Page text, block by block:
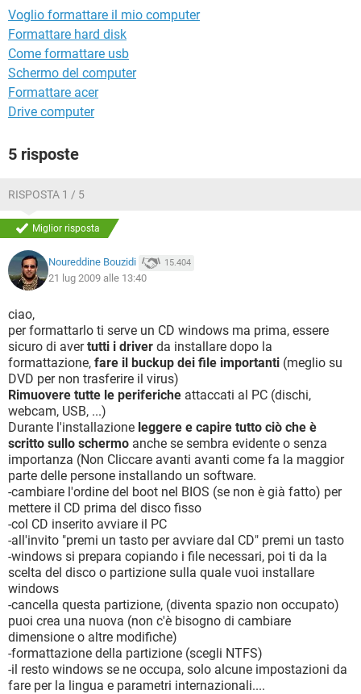
Voglio formattare il mio computer
Formattare hard disk
Come formattare usb
Schermo del computer
Formattare acer
Drive computer
5 risposte
RISPOSTA 1 / 5
Miglior risposta
Noureddine Bouzidi 15.404
21 lug 2009 alle 13:40
ciao,
per formattarlo ti serve un CD windows ma prima, essere
sicuro di avertutti i driver da installare dopo la
formattazione, fare il buckup dei file importanti (meglio su
DVD per non trasferire il virus)
Rimuovere tutte le periferiche attaccati al PC (dischi,
webcam, USB, ...)
Durante l'installazione leggere e capire tutto ciò che è
scritto sullo schermo anche se sembra evidente o senza
importanza (Non Cliccare avanti avanti come fa la maggior
parte delle persone installando un software.
-cambiare l'ordine del boot nel BIOS (se non è già fatto) per
mettere il CD prima del disco fisso
-col CD inserito avviare il PC
-all'invito "premi un tasto per avviare dal CD" premi un tasto
-windows si prepara copiando i file necessari, poi ti da la
scelta del disco o partizione sulla quale vuoi installare
windows
-cancella questa partizione, (diventa spazio non occupato)
puoi crea una nuova (non c'è bisogno di cambiare
dimensione o altre modifiche)
-formattazione della partizione (scegli NTFS)
-il resto windows se ne occupa, solo alcune impostazioni da
fare per la lingua e parametri internazionali....